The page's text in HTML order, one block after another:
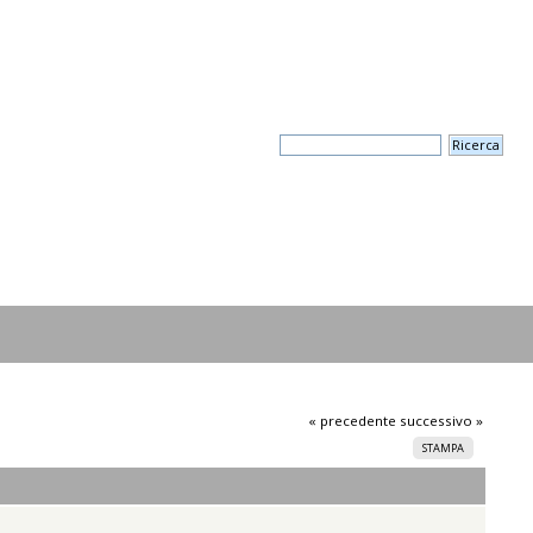
« precedente successivo »
STAMPA